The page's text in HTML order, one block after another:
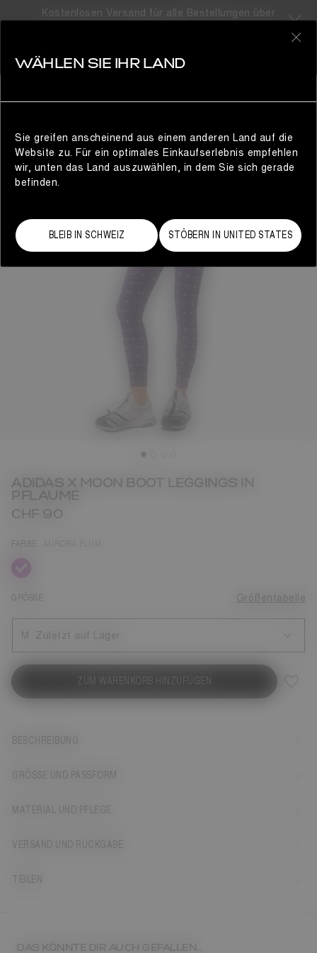
Kostenlosen Versand für alle Bestellungen über
ADIDAS X MOON BOOT LEGGINGS IN
PFLAUME
CHF 90
FARBE
ausgewählt
GRÖSSE Größentabelle
Zuletzt auf Lager
ZUM WARENKORB HINZUFÜGEN
BESCHREIBUNG
GRÖSSE UND PASSFORM
MATERIAL UND PFLEGE
VERSAND UND RÜCKGABE
TEILEN
DAS KÖNNTE DIR AUCH GEFALLEN...
WÄHLEN SIE IHR LAND
Sie greifen anscheinend aus einem anderen Land auf die
Website zu. Für ein optimales Einkaufserlebnis empfehlen
wir, unten das Land auszuwählen, in dem Sie sich gerade
befinden.
BLEIB IN SCHWEIZ STÖBERN IN UNITED STATES